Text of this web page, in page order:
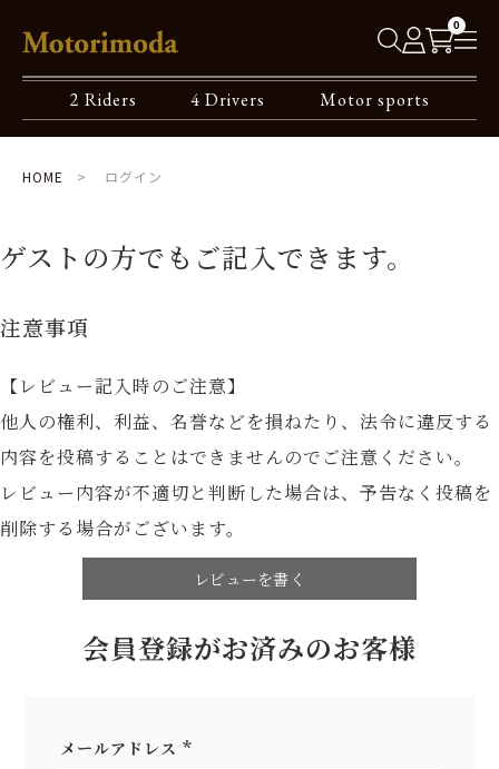
0
2 Riders 4 Drivers Motor sports
HOME ログイン
ゲストの方でもご記入できます。
注意事項
【レビュー記入時のご注意】
他人の権利、利益、名誉などを損ねたり、法令に違反する
内容を投稿することはできませんのでご注意ください。
レビュー内容が不適切と判断した場合は、予告なく投稿を
削除する場合がございます。
レビューを書く
会員登録がお済みのお客様
メールアドレス